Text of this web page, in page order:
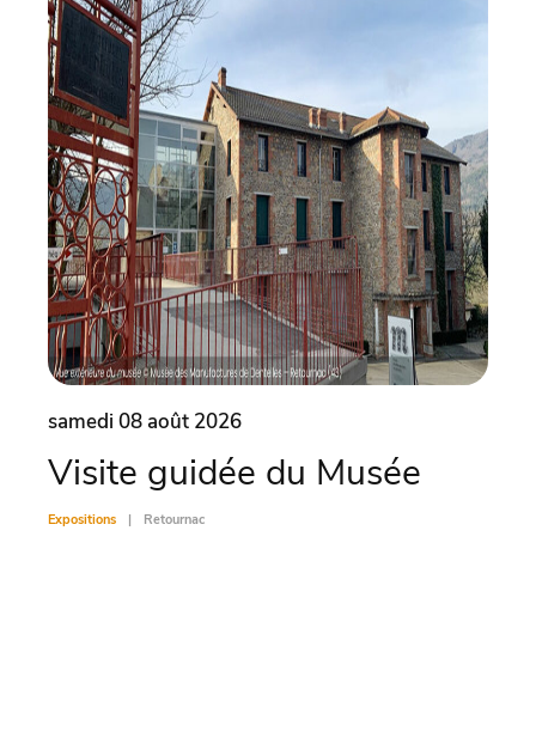
samedi 08 août 2026
Visite guidée du Musée
Expositions Retournac